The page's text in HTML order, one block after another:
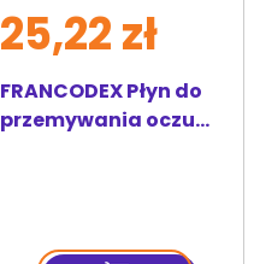
FRANCODEX Płyn do
przemywania oczu
25,22 zł